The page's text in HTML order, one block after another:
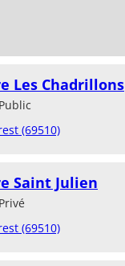
Les Chadrillons
(69510)
Saint Julien
(69510)